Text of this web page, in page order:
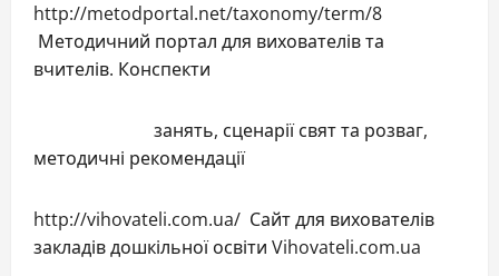
http://metodportal.net/taxonomy/term/8
Методичний портал для вихователів та
вчителів. Конспекти
занять, сценарії свят та розваг,
методичні рекомендації
http://vihovateli.com.ua/ Сайт для вихователів
закладів дошкільної освіти Vihovateli.com.ua